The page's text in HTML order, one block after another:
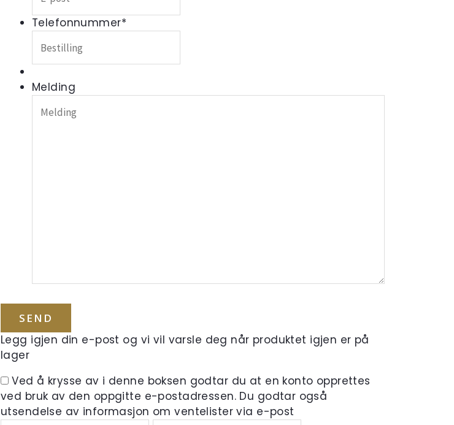
Telefonnummer*
Melding
Legg igjen din e-post og vi vil varsle deg når produktet igjen er på
lager
Ved å krysse av i denne boksen godtar du at en konto opprettes
ved bruk av den oppgitte e-postadressen. Du godtar også
utsendelse av informasjon om ventelister via e-post